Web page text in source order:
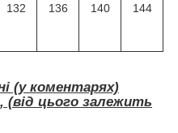
132 136 140 144
(у коментарях)
цього залежить